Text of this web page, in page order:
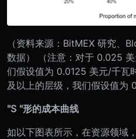
（资料来源：BitMEX 研究、
数据）
（注意：对于 0.025
们假设值为 0.0125 美元/千瓦
及以上的层级，我们假设值为
"S "形的成本曲线
如以下图表所示，在资源领域